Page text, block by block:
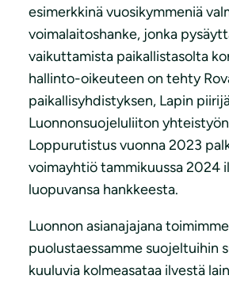
esimerkkinä vuosikymmeniä
voimalaitoshanke, jonka
vaikuttamista paikallistasolta
hallinto-oikeuteen on tehty
paikallisyhdistyksen, Lapin
Luonnonsuojeluliiton
Loppurutistus vuonna 2023
voimayhtiö tammikuussa 2024
luopuvansa hankkeesta.
Luonnon asianajajana
puolustaessamme suojeltuihin
kuuluvia kolmeasataa ilvestä